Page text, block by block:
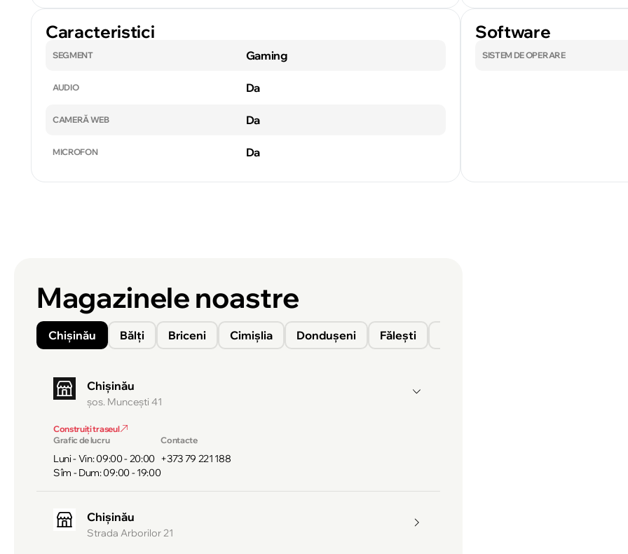
Caracteristici
SEGMENT Gaming
AUDIO Da
CAMERĂ WEB Da
MICROFON Da
Software
SISTEM DE OPERARE
Magazinele noastre
Chișinău Bălți Briceni Cimișlia Donduşeni Fălești
Chișinău
şos. Munceşti 41
Construiți traseul
Grafic de lucru
Luni - Vin: 09:00 - 20:00
Sîm - Dum: 09:00 - 19:00
Contacte
+373 79 221 188
Chișinău
Strada Arborilor 21